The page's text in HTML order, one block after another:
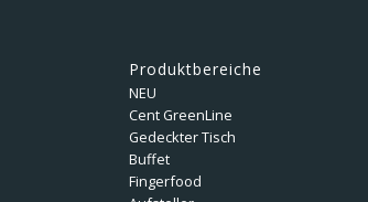
Produktbereiche
NEU
Cent GreenLine
Gedeckter Tisch
Buffet
Fingerfood